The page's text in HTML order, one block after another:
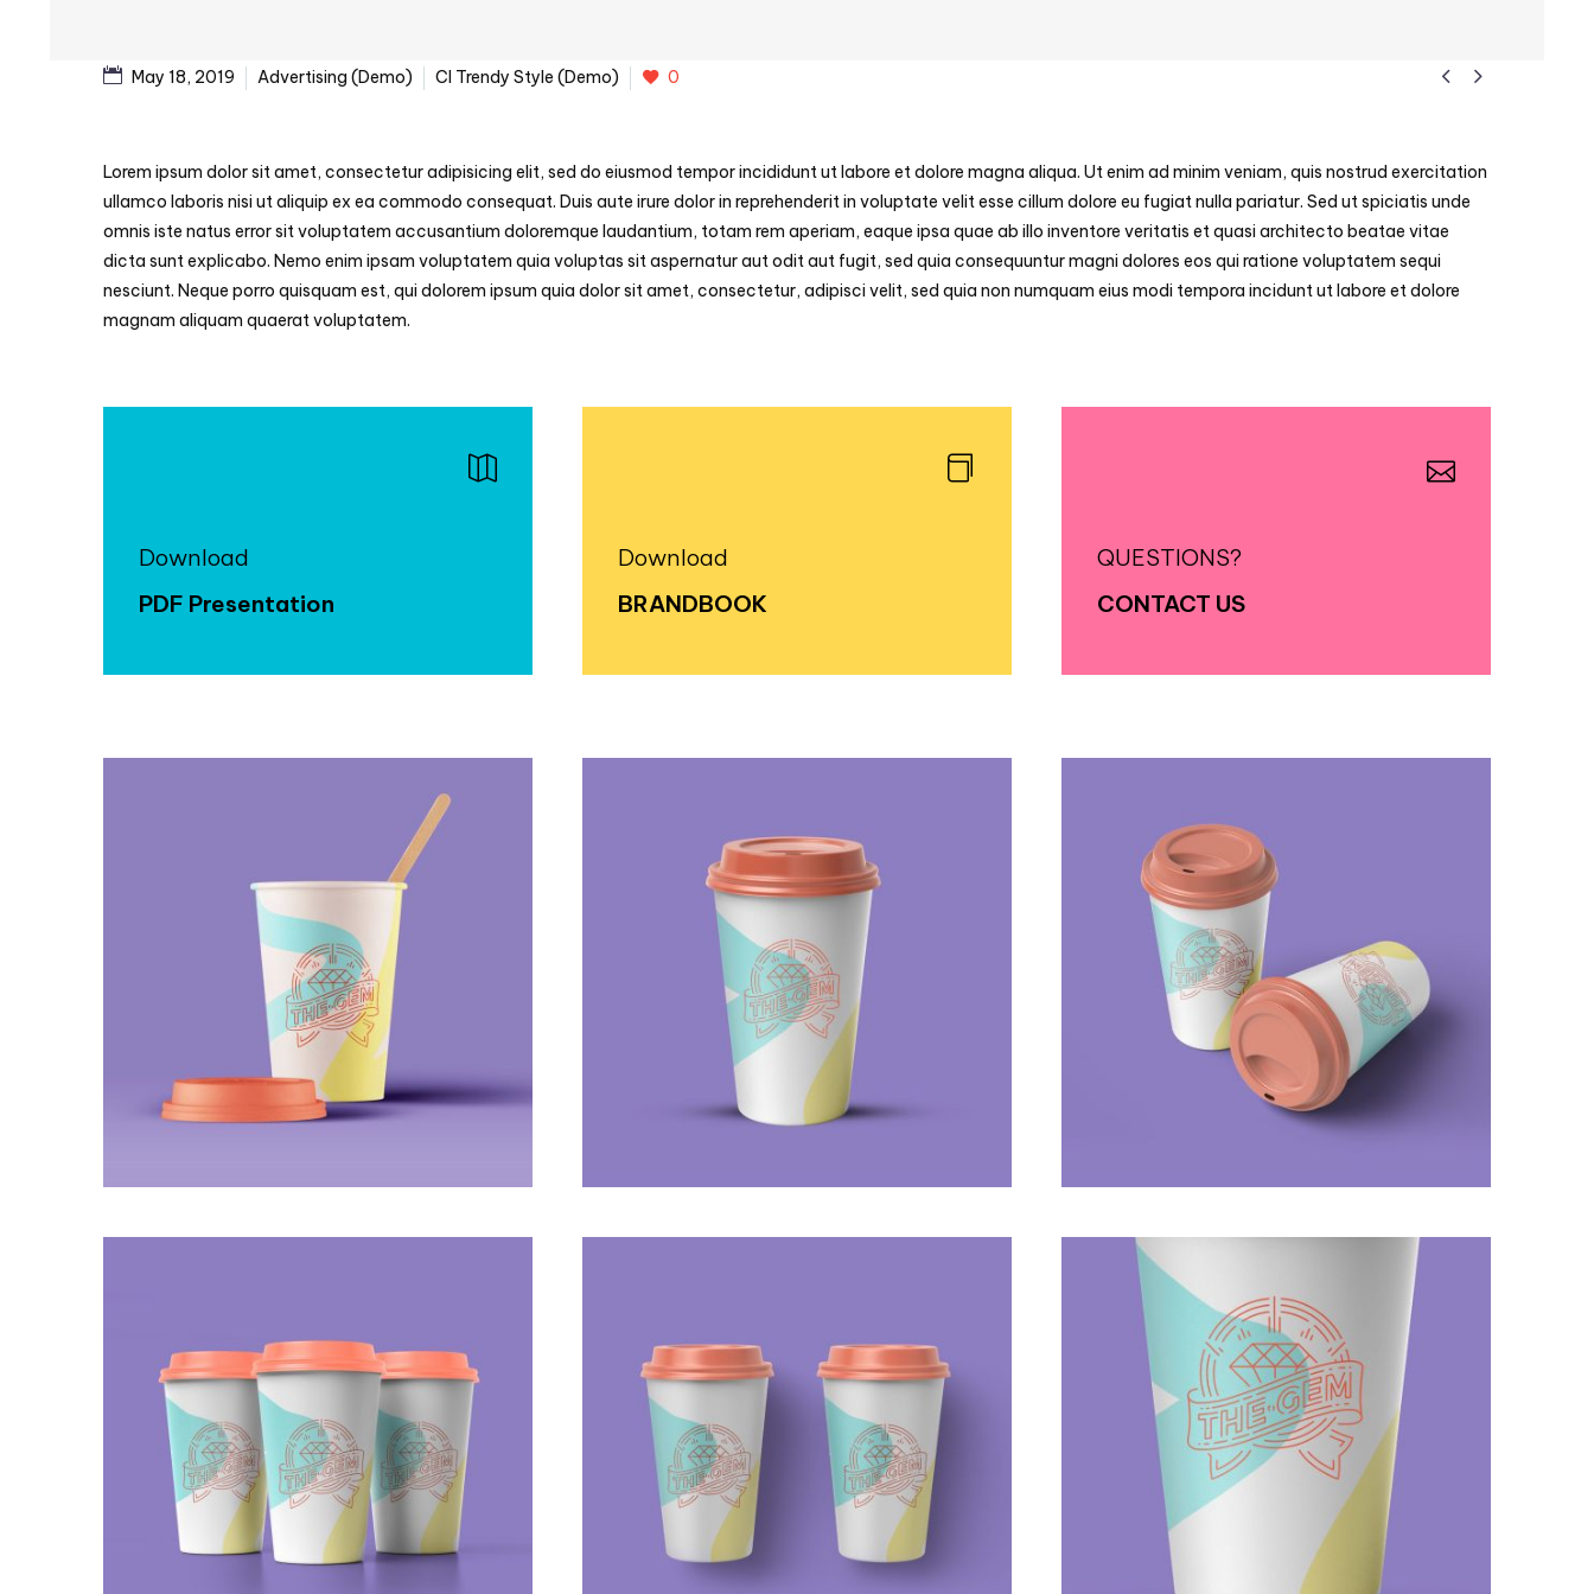
 
May 18, 2019 Advertising (Demo) CI Trendy Style (Demo) 0
Lorem ipsum dolor sit amet, consectetur adipisicing elit, sed do eiusmod tempor incididunt ut labore et dolore magna aliqua. Ut enim ad minim veniam, quis nostrud exercitation
ullamco laboris nisi ut aliquip ex ea commodo consequat. Duis aute irure dolor in reprehenderit in voluptate velit esse cillum dolore eu fugiat nulla pariatur. Sed ut spiciatis unde
omnis iste natus error sit voluptatem accusantium doloremque laudantium, totam rem aperiam, eaque ipsa quae ab illo inventore veritatis et quasi architecto beatae vitae
dicta sunt explicabo. Nemo enim ipsam voluptatem quia voluptas sit aspernatur aut odit aut fugit, sed quia consequuntur magni dolores eos qui ratione voluptatem sequi
nesciunt. Neque porro quisquam est, qui dolorem ipsum quia dolor sit amet, consectetur, adipisci velit, sed quia non numquam eius modi tempora incidunt ut labore et dolore
magnam aliquam quaerat voluptatem.
Download
PDF Presentation
Download
BRANDBOOK
QUESTIONS?
CONTACT US